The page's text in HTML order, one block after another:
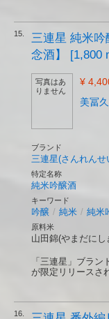
15.
三連星 純米
念酒】 [1,800
写真はあ
りません
¥
美冨
ブランド
三連星(さんれんせ
特定名称
純米吟醸酒
キーワード
吟醸 / 純米 / 純米
原料米
山田錦(やまだにし
「三連星」ブラ
が限定リリースさ
16.